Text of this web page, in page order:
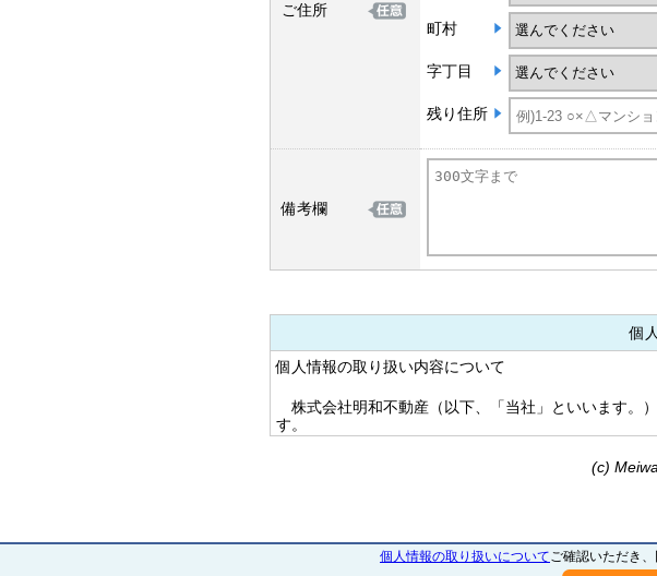
ご住所
町村
字丁目
残り住所
備考欄
個
個人情報の取り扱い内容について
株式会社明和不動産（以下、「当社」といいます。
す。
1. 不動産の売買、仲介、開発、賃貸、管理等の取引
業務、コンピューターシステム及びソフトウェアの企
(c)
個人情報の取り扱いについてご確認いただき